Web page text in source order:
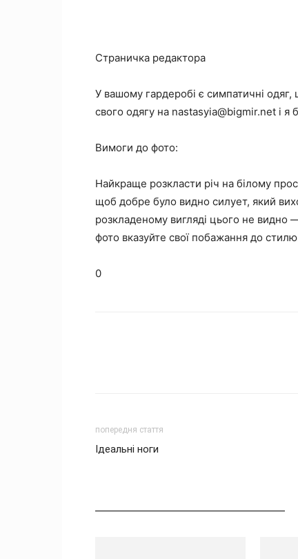
Страничка редактора
У вашому гардеробі є симпатичні
свого одягу на nastasyia@bigmir.net і я
Вимоги до фото:
Найкраще розкласти річ на білому
щоб добре було видно силует, який
розкладеному вигляді цього не видно
фото вказуйте свої побажання до
0
попередня стаття
Ідеальні ноги